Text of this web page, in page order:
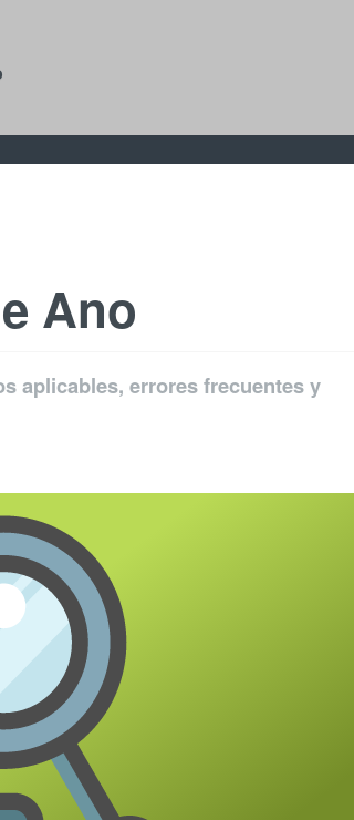
Ano
aplicables, errores frecuentes y